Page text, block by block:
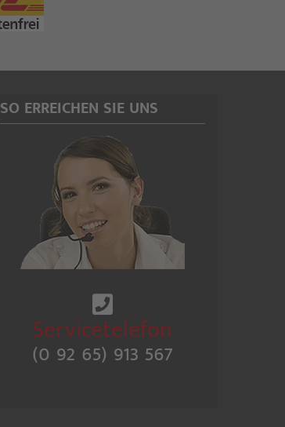
SO ERREICHEN SIE UNS
Servicetelefon
(0 92 65) 913 567